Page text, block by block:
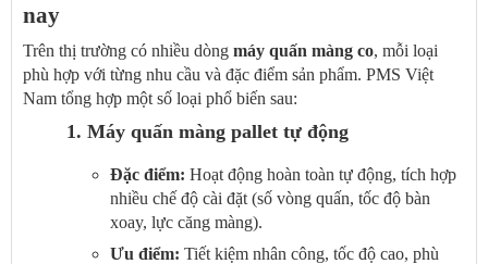
nay
Trên thị trường có nhiều dòng máy quấn màng co, mỗi loại
phù hợp với từng nhu cầu và đặc điểm sản phẩm. PMS Việt
Nam tổng hợp một số loại phổ biến sau:
1. Máy quấn màng pallet tự động
Đặc điểm: Hoạt động hoàn toàn tự động, tích hợp
nhiều chế độ cài đặt (số vòng quấn, tốc độ bàn
xoay, lực căng màng).
Ưu điểm: Tiết kiệm nhân công, tốc độ cao, phù